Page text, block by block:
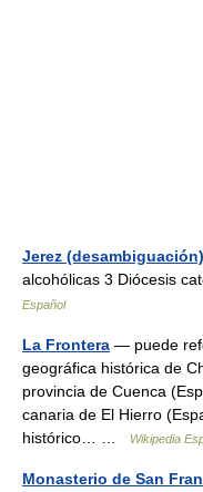
Jerez (desambiguación)
alcohólicas 3 Diócesis
Español
La Frontera — puede
geográfica histórica de
provincia de Cuenca
canaria de El Hierro
histórico… …
Wikipedia
Monasterio de San